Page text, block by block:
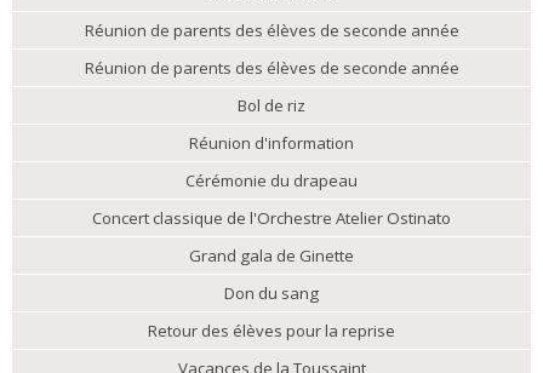
Réunion de parents des élèves de seconde année
Réunion de parents des élèves de seconde année
Bol de riz
Réunion d'information
Cérémonie du drapeau
Concert classique de l'Orchestre Atelier Ostinato
Grand gala de Ginette
Don du sang
Retour des élèves pour la reprise
Vacances de la Toussaint